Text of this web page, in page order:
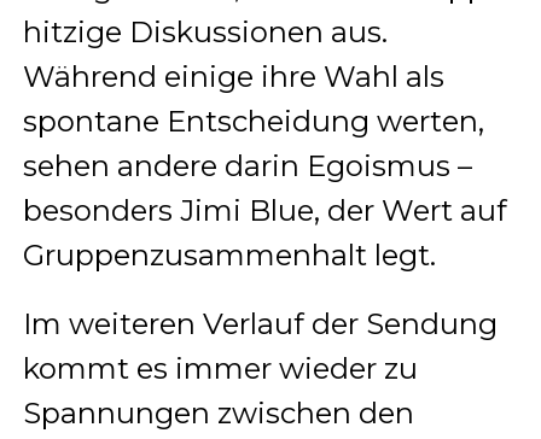
hitzige Diskussionen aus.
Während einige ihre Wahl als
spontane Entscheidung werten,
sehen andere darin Egoismus –
besonders Jimi Blue, der Wert auf
Gruppenzusammenhalt legt.
Im weiteren Verlauf der Sendung
kommt es immer wieder zu
Spannungen zwischen den